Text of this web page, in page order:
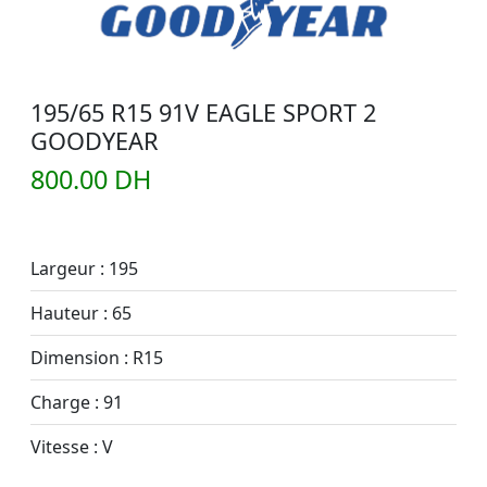
195/65 R15 91V EAGLE SPORT 2
GOODYEAR
800.00 DH
Largeur : 195
Hauteur : 65
Dimension : R15
Charge : 91
Vitesse : V